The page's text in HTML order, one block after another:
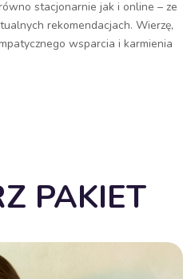
stacjonarnie jak i online – ze
rekomendacjach. Wierzę,
wsparcia i karmienia
PAKIET